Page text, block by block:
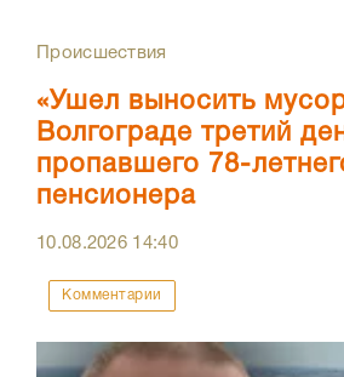
Происшествия
«Ушел выносить
Волгограде третий
пропавшего 78-
пенсионера
10.08.2026 14:40
Комментарии